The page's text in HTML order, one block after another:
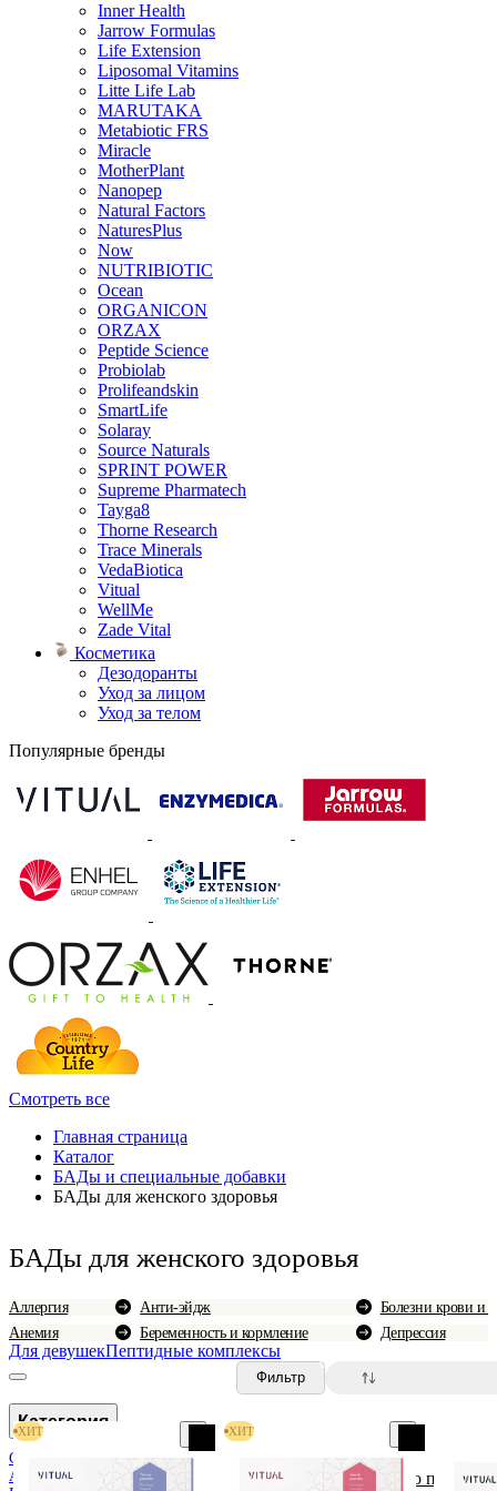
Inner Health
Jarrow Formulas
Life Extension
Liposomal Vitamins
Litte Life Lab
MARUTAKA
Metabiotic FRS
Miracle
MotherPlant
Nanopep
Natural Factors
NaturesPlus
Now
NUTRIBIOTIC
Ocean
ORGANICON
ORZAX
Peptide Science
Probiolab
Prolifeandskin
SmartLife
Solaray
Source Naturals
SPRINT POWER
Supreme Pharmatech
Tayga8
Thorne Research
Trace Minerals
VedaBiotica
Vitual
WellMe
Zade Vital
Косметика
Дезодоранты
Уход за лицом
Уход за телом
Популярные бренды
Смотреть все
Главная страница
Каталог
БАДы и специальные добавки
БАДы для женского здоровья
БАДы для женского здоровья
Аллергия
Анемия
Анти-эйдж
Беременность и кормление
Болезни крови и
Депрессия
Для девушекПептидные комплексы
Категория
CBD
Анти-эйдж
Фильтр
0
По
ХИТ ХИТ